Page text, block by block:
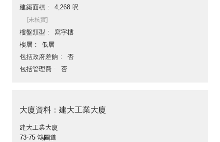
建築面積
4,268 呎
[未核實]
樓盤類型
寫字樓
樓層
低層
包括政府差餉
否
包括管理費
否
大廈資料：建大工業大廈
建大工業大廈
73-75 鴻圖道